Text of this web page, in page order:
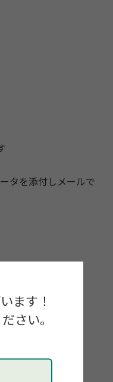
ます！
さい。
タを添付しメールで